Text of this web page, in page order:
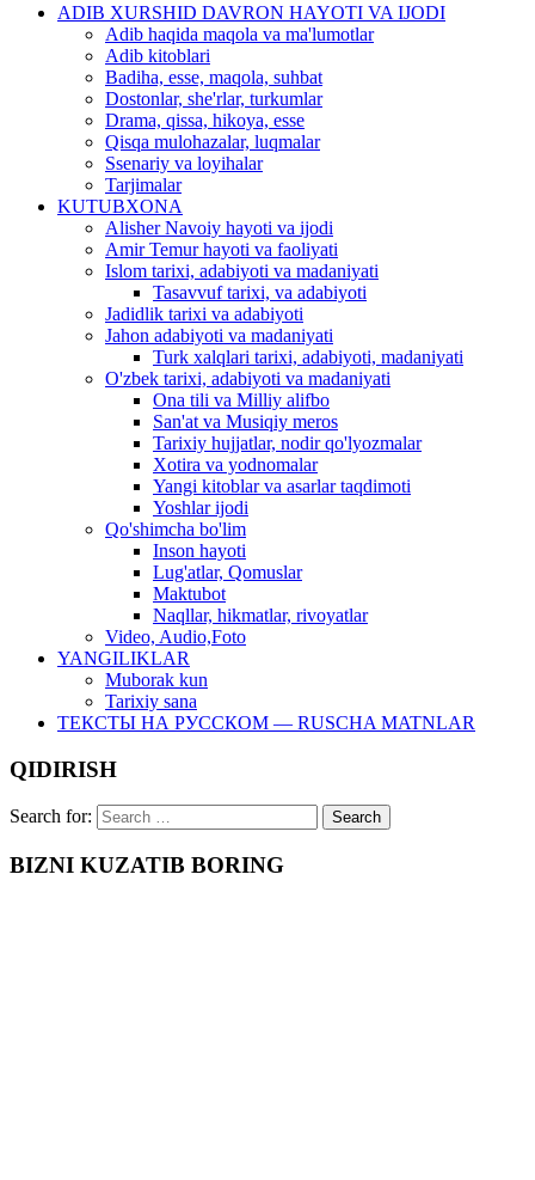
ADIB XURSHID DAVRON HAYOTI VA IJODI
Adib haqida maqola va ma'lumotlar
Adib kitoblari
Badiha, esse, maqola, suhbat
Dostonlar, she'rlar, turkumlar
Drama, qissa, hikoya, esse
Qisqa mulohazalar, luqmalar
Ssenariy va loyihalar
Tarjimalar
KUTUBXONA
Alisher Navoiy hayoti va ijodi
Amir Temur hayoti va faoliyati
Islom tarixi, adabiyoti va madaniyati
Tasavvuf tarixi, va adabiyoti
Jadidlik tarixi va adabiyoti
Jahon adabiyoti va madaniyati
Turk xalqlari tarixi, adabiyoti, madaniyati
O'zbek tarixi, adabiyoti va madaniyati
Ona tili va Milliy alifbo
San'at va Musiqiy meros
Tarixiy hujjatlar, nodir qo'lyozmalar
Xotira va yodnomalar
Yangi kitoblar va asarlar taqdimoti
Yoshlar ijodi
Qo'shimcha bo'lim
Inson hayoti
Lug'atlar, Qomuslar
Maktubot
Naqllar, hikmatlar, rivoyatlar
Video, Audio,Foto
YANGILIKLAR
Muborak kun
Tarixiy sana
ТЕКСТЫ НА РУССКОМ — RUSCHA MATNLAR
QIDIRISH
Search for:
BIZNI KUZATIB BORING